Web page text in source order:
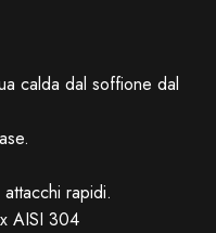
calda dal soffione dal
rapidi.
AISI 304